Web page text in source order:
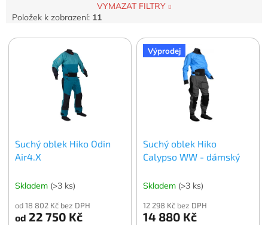
VYMAZAT FILTRY
Položek k zobrazení: 11
V
Suchý oblek Hiko Odin
Air4.X
Skladem (>3 ks)
od 18 802 Kč bez DPH
od 22 750 Kč
Výprodej
Suchý oblek Hiko
Calypso WW - dámský
Skladem (>3 ks)
12 298 Kč bez DPH
14 880 Kč